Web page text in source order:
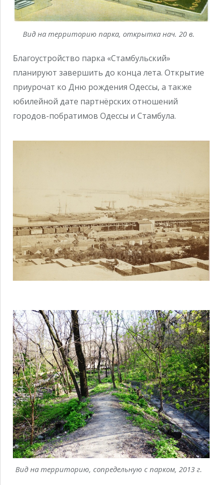
Вид на территорию парка, открытка нач. 20 в.
Благоустройство парка «Стамбульский»
планируют завершить до конца лета. Открытие
приурочат ко Дню рождения Одессы, а также
юбилейной дате партнёрских отношений
городов-побратимов Одессы и Стамбула.
Вид на территорию, сопредельную с парком, 2013 г.